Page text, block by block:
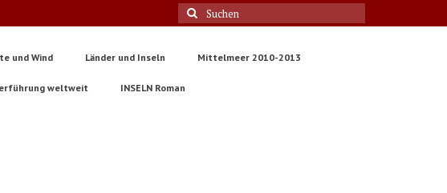
Suche
nach:
und Wind Länder und Inseln Mittelmeer 2010-2013
weltweit INSELN Roman